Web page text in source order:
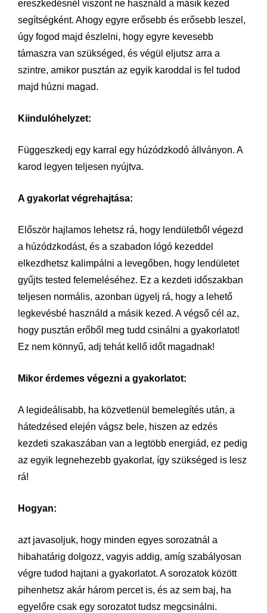
ereszkedésnél viszont ne használd a másik kezed
segítségként. Ahogy egyre erősebb és erősebb leszel,
úgy fogod majd észlelni, hogy egyre kevesebb
támaszra van szükséged, és végül eljutsz arra a
szintre, amikor pusztán az egyik karoddal is fel tudod
majd húzni magad.
Kiindulóhelyzet:
Függeszkedj egy karral egy húzódzkodó állványon. A
karod legyen teljesen nyújtva.
A gyakorlat végrehajtása:
Először hajlamos lehetsz rá, hogy lendületből végezd
a húzódzkodást, és a szabadon lógó kezeddel
elkezdhetsz kalimpálni a levegőben, hogy lendületet
gyűjts tested felemeléséhez. Ez a kezdeti időszakban
teljesen normális, azonban ügyelj rá, hogy a lehető
legkevésbé használd a másik kezed. A végső cél az,
hogy pusztán erőből meg tudd csinálni a gyakorlatot!
Ez nem könnyű, adj tehát kellő időt magadnak!
Mikor érdemes végezni a gyakorlatot:
A legideálisabb, ha közvetlenül bemelegítés után, a
hátedzésed elején vágsz bele, hiszen az edzés
kezdeti szakaszában van a legtöbb energiád, ez pedig
az egyik legnehezebb gyakorlat, így szükséged is lesz
rá!
Hogyan:
azt javasoljuk, hogy minden egyes sorozatnál a
hibahatárig dolgozz, vagyis addig, amíg szabályosan
végre tudod hajtani a gyakorlatot. A sorozatok között
pihenhetsz akár három percet is, és az sem baj, ha
egyelőre csak egy sorozatot tudsz megcsinálni.